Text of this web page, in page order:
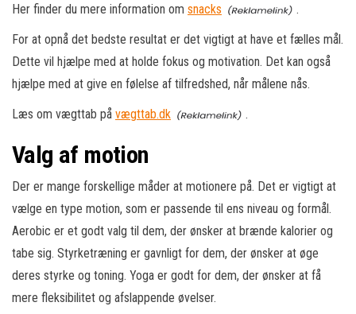
Her finder du mere information om snacks
.
For at opnå det bedste resultat er det vigtigt at have et fælles mål.
Dette vil hjælpe med at holde fokus og motivation. Det kan også
hjælpe med at give en følelse af tilfredshed, når målene nås.
Læs om vægttab på vægttab.dk .
Valg af motion
Der er mange forskellige måder at motionere på. Det er vigtigt at
vælge en type motion, som er passende til ens niveau og formål.
Aerobic er et godt valg til dem, der ønsker at brænde kalorier og
tabe sig. Styrketræning er gavnligt for dem, der ønsker at øge
deres styrke og toning. Yoga er godt for dem, der ønsker at få
mere fleksibilitet og afslappende øvelser.